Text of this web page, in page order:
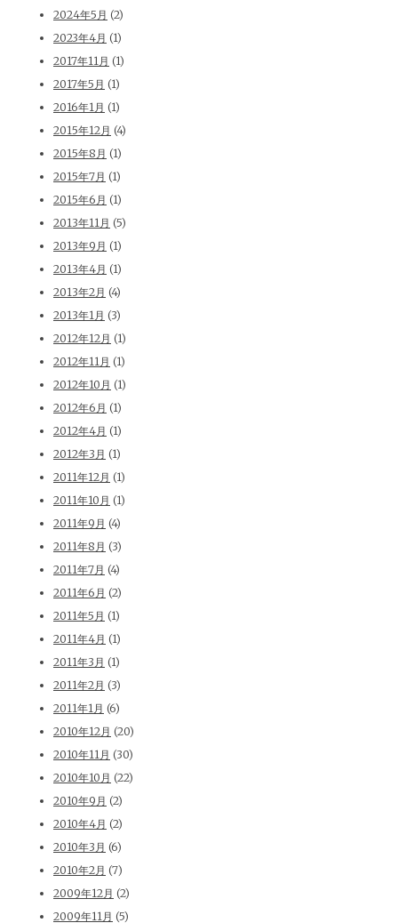
2024年5月 (2)
2023年4月 (1)
2017年11月 (1)
2017年5月 (1)
2016年1月 (1)
2015年12月 (4)
2015年8月 (1)
2015年7月 (1)
2015年6月 (1)
2013年11月 (5)
2013年9月 (1)
2013年4月 (1)
2013年2月 (4)
2013年1月 (3)
2012年12月 (1)
2012年11月 (1)
2012年10月 (1)
2012年6月 (1)
2012年4月 (1)
2012年3月 (1)
2011年12月 (1)
2011年10月 (1)
2011年9月 (4)
2011年8月 (3)
2011年7月 (4)
2011年6月 (2)
2011年5月 (1)
2011年4月 (1)
2011年3月 (1)
2011年2月 (3)
2011年1月 (6)
2010年12月 (20)
2010年11月 (30)
2010年10月 (22)
2010年9月 (2)
2010年4月 (2)
2010年3月 (6)
2010年2月 (7)
2009年12月 (2)
2009年11月 (5)